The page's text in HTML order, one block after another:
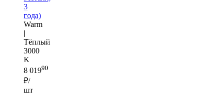
3
года)
Warm
|
Тёплый
3000
K
8 01990
₽/
шт